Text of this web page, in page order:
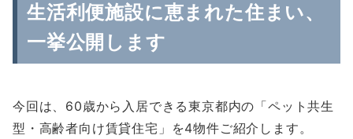
生活利便施設に恵まれた住まい、
一挙公開します
今回は、60歳から入居できる東京都内の「ペット共生
型・高齢者向け賃貸住宅」を4物件ご紹介します。